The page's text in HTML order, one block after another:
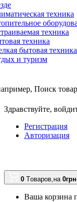
техника
техника
техника
бытовая техника
и туризм
Поиск
Здравствуйте,
Регистрация
Авторизация
0 Tоваров,на
Ваша корзина